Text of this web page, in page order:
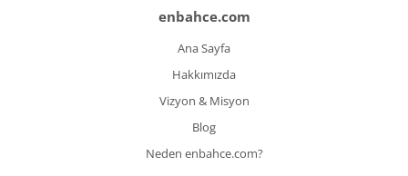
enbahce.com
Ana Sayfa
Hakkımızda
Vizyon & Misyon
Blog
Neden enbahce.com?